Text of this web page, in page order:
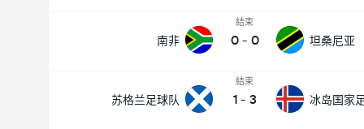
南非
結束
0 - 0 坦桑尼亚
苏格兰足球队
結束
1 - 3 冰岛国家